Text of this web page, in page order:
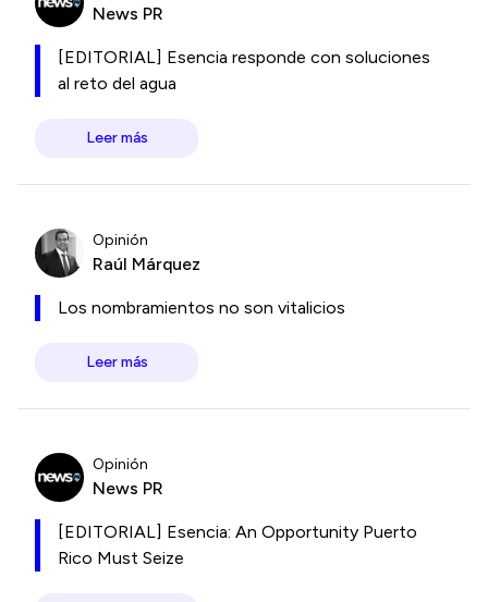
News PR
[EDITORIAL] Esencia responde con soluciones
al reto del agua
Leer más
Opinión
Raúl Márquez
Los nombramientos no son vitalicios
Leer más
Opinión
News PR
[EDITORIAL] Esencia: An Opportunity Puerto
Rico Must Seize